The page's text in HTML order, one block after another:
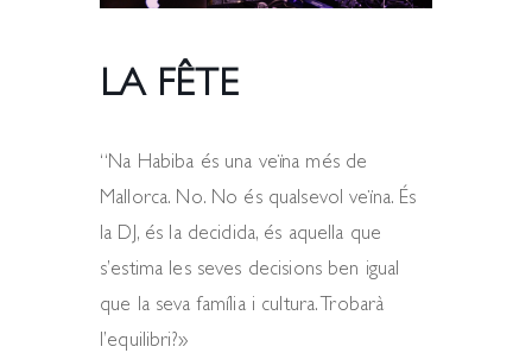
LA FÊTE
“Na Habiba és una veïna més de
Mallorca. No. No és qualsevol veïna. És
la DJ, és la decidida, és aquella que
s’estima les seves decisions ben igual
que la seva família i cultura. Trobarà
l’equilibri?»